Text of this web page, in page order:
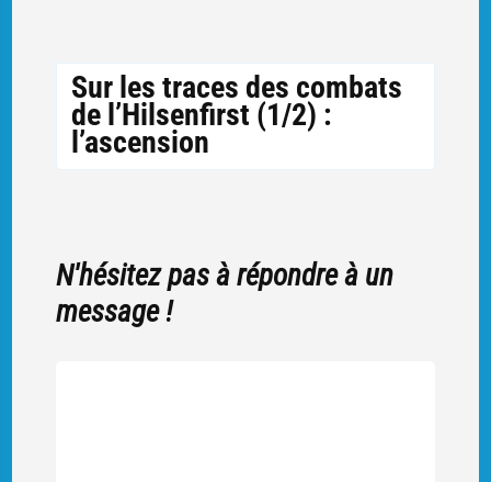
Sur les traces des combats
de l’Hilsenfirst (1/2) :
l’ascension
N'hésitez pas à répondre à un
message !